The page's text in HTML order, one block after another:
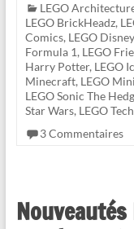
LEGO
LEGO BrickHeadz,
Comics, LEGO Disney
Formula 1, LEGO
Harry Potter, LEGO
Minecraft, LEGO
LEGO Sonic The
Star Wars, LEGO
3 Commentaires
Nouveautés